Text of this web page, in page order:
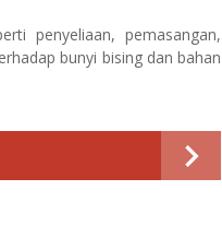
penyeliaan, pemasangan,
bunyi bising dan bahan